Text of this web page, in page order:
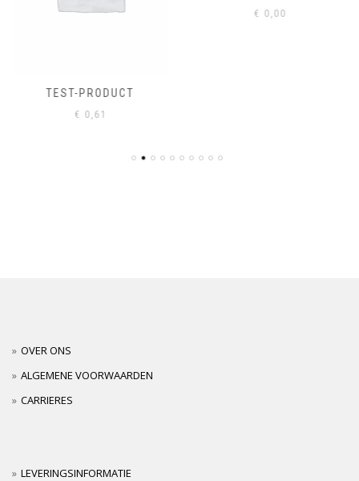
TEST-PRODUCT
€ 0,61
€ 0,00
OVER ONS
ALGEMENE VOORWAARDEN
CARRIERES
LEVERINGSINFORMATIE